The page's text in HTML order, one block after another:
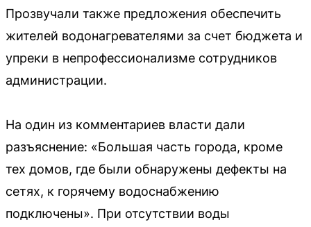
Прозвучали также предложения обеспечить
жителей водонагревателями за счет бюджета и
упреки в непрофессионализме сотрудников
администрации.
На один из комментариев власти дали
разъяснение: «Большая часть города, кроме
тех домов, где были обнаружены дефекты на
сетях, к горячему водоснабжению
подключены». При отсутствии воды